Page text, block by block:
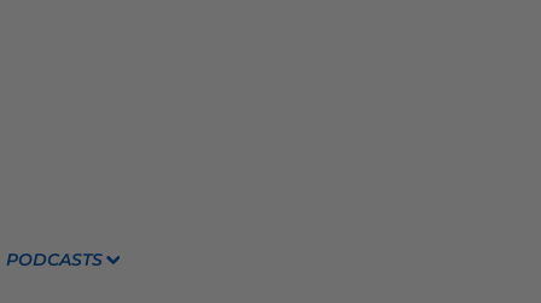
PODCASTS